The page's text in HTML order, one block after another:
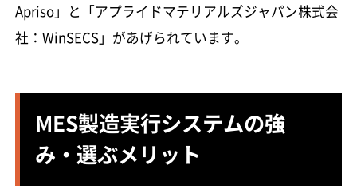
Apriso」と「アプライドマテリアルズジャパン株式会
社：WinSECS」があげられています。
MES製造実行システムの強
み・選ぶメリット